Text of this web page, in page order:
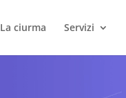
La ciurma Servizi